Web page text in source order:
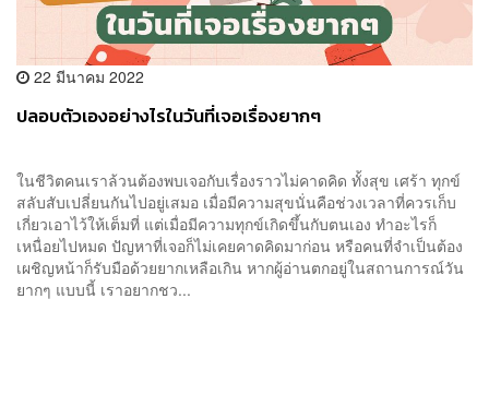
22 มีนาคม 2022
ปลอบตัวเองอย่างไรในวันที่เจอเรื่องยากๆ
ในชีวิตคนเราล้วนต้องพบเจอกับเรื่องราวไม่คาดคิด ทั้งสุข เศร้า ทุกข์
สลับสับเปลี่ยนกันไปอยู่เสมอ เมื่อมีความสุขนั่นคือช่วงเวลาที่ควรเก็บ
เกี่ยวเอาไว้ให้เต็มที่ แต่เมื่อมีความทุกข์เกิดขึ้นกับตนเอง ทำอะไรก็
เหนื่อยไปหมด ปัญหาที่เจอก็ไม่เคยคาดคิดมาก่อน หรือคนที่จำเป็นต้อง
เผชิญหน้าก็รับมือด้วยยากเหลือเกิน หากผู้อ่านตกอยู่ในสถานการณ์วัน
ยากๆ แบบนี้ เราอยากชว...